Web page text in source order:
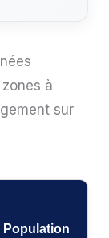
à
sur
Population